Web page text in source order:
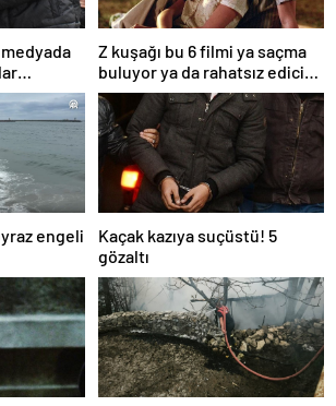
Z kuşağı bu 6 filmi ya saçma
buluyor ya da rahatsız edici
ve toksik!
engeli
Kaçak kazıya suçüstü! 5
gözaltı